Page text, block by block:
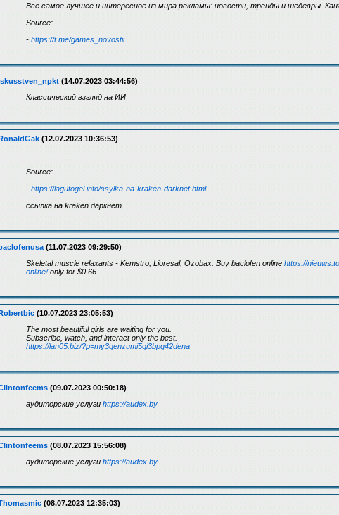
Все самое лучшее и интересное из мира рекламы: новости, тренды и шедевры.
Source:
- https://t.me/games_novostii
(14.07.2023 03:44:56)
Классический взгляд на ИИ
(12.07.2023 10:36:53)
Source:
- https://lagutogel.info/ssylka-na-kraken-darknet.html
ссылка на kraken даркнет
(11.07.2023 09:29:50)
Skeletal muscle relaxants - Kemstro, Lioresal, Ozobax. Buy baclofen online https://
online/only for $0.66
(10.07.2023 23:05:53)
The most beautiful girls are waiting for you.
Subscribe, watch, and interact only the best.
https://lan05.biz/?p=my3genzumi5gi3bpg42dena
(09.07.2023 00:50:18)
аудиторские услуги https://audex.by
(08.07.2023 15:56:08)
аудиторские услуги https://audex.by
(08.07.2023 12:35:03)